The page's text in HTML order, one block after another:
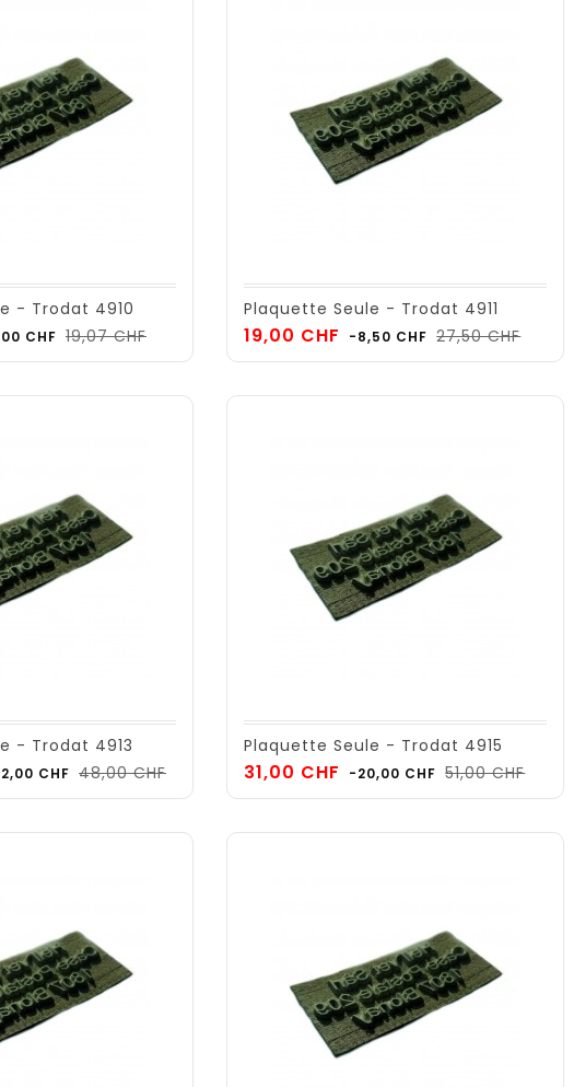
- Trodat 4910
CHF 19,07 CHFPrix
Plaquette Seule - Trodat 4911
19,00 CHF Prix
de
-8,50 CHF 27,50 CHFPrix
- Trodat 4913
CHF 48,00 CHFPrix
Plaquette Seule - Trodat 4915
31,00 CHF Prix
de
-20,00 CHF 51,00 CHFPrix